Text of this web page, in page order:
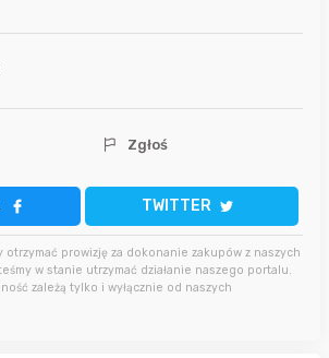
Zgłoś
TWITTER
otrzymać prowizję za dokonanie zakupów z naszych
w stanie utrzymać działanie naszego portalu.
zależą tylko i wyłącznie od naszych